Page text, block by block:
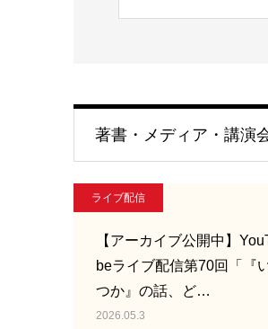
著書・メディア・講演
ライブ配信
【アーカイブ公開中】
beライブ配信第70回「『
つか』の話、ど…
2026.05.3